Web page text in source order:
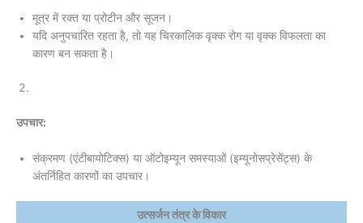
मूत्र में रक्त या प्रोटीन और सूजन।
यदि अनुपचारित रहता है, तो यह चिरकालिक वृक्क रोग या वृक्क विफलता का
कारण बन सकता है।
उपचार:
संक्रमण (एंटीबायोटिक्स) या ऑटोइम्यून समस्याओं (इम्यूनोसप्रेसेंट्स) के
अंतर्निहित कारणों का उपचार।
उत्सर्जन तंत्र के विकार